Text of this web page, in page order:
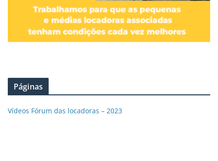
Páginas
Vídeos Fórum das locadoras – 2023